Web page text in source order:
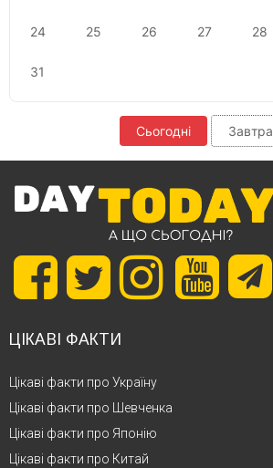
24 25 26 27 28
31
Сьогодні Завтра
ЦІКАВІ ФАКТИ
Цікаві факти про Україну
Цікаві факти про Шевченка
Цікаві факти про Японію
Цікаві факти про Китай